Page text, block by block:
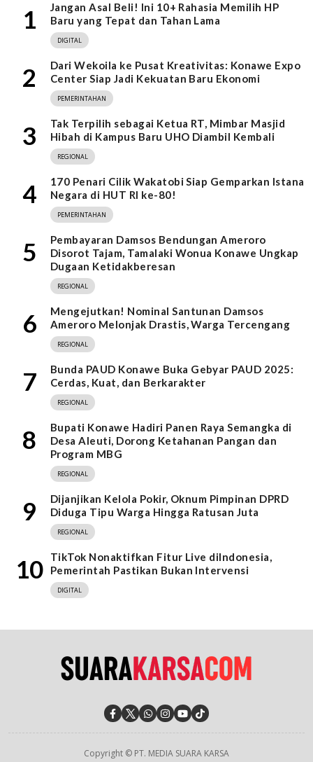
1
Jangan Asal Beli! Ini 10+ Rahasia Memilih HP
Baru yang Tepat dan Tahan Lama
DIGITAL
2
Dari Wekoila ke Pusat Kreativitas: Konawe Expo
Center Siap Jadi Kekuatan Baru Ekonomi
PEMERINTAHAN
3
Tak Terpilih sebagai Ketua RT, Mimbar Masjid
Hibah di Kampus Baru UHO Diambil Kembali
REGIONAL
4
170 Penari Cilik Wakatobi Siap Gemparkan Istana
Negara di HUT RI ke-80!
PEMERINTAHAN
5
Pembayaran Damsos Bendungan Ameroro
Disorot Tajam, Tamalaki Wonua Konawe Ungkap
Dugaan Ketidakberesan
REGIONAL
6
Mengejutkan! Nominal Santunan Damsos
Ameroro Melonjak Drastis, Warga Tercengang
REGIONAL
7
Bunda PAUD Konawe Buka Gebyar PAUD 2025:
Cerdas, Kuat, dan Berkarakter
REGIONAL
8
Bupati Konawe Hadiri Panen Raya Semangka di
Desa Aleuti, Dorong Ketahanan Pangan dan
Program MBG
REGIONAL
9
Dijanjikan Kelola Pokir, Oknum Pimpinan DPRD
Diduga Tipu Warga Hingga Ratusan Juta
REGIONAL
10
TikTok Nonaktifkan Fitur Live diIndonesia,
Pemerintah Pastikan Bukan Intervensi
DIGITAL
Copyright © PT. MEDIA SUARA KARSA